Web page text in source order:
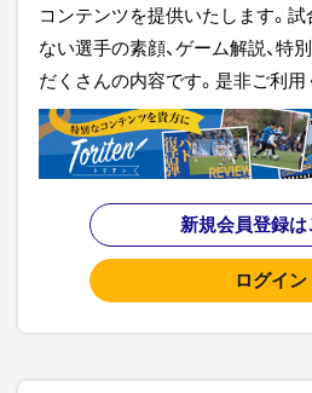
コンテンツを提供いたします。
ない選手の素顔、ゲーム解説、特
だくさんの内容です。是非ご利用
新規会員登録は
ログイン